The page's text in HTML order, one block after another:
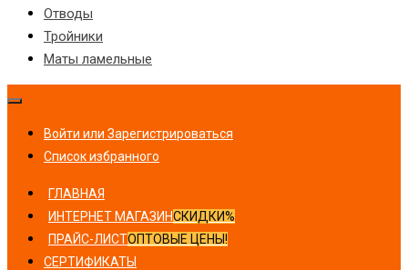
Отводы
Тройники
Маты ламельные
Войти или Зарегистрироваться
Список избранного
ГЛАВНАЯ
ИНТЕРНЕТ МАГАЗИНСКИДКИ%
ПРАЙС-ЛИСТОПТОВЫЕ ЦЕНЫ!
СЕРТИФИКАТЫ